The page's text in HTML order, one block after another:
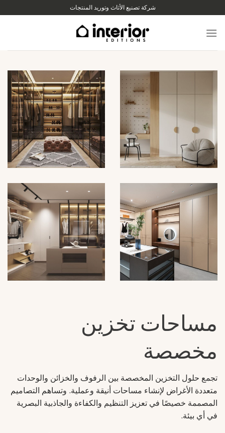
شركة تصنيع الأثاث وتوريد المنتجات
مساحات تخزين
مخصصة
تجمع حلول التخزين المخصصة بين الرفوف والخزائن والوحدات
متعددة الأغراض لإنشاء مساحات أنيقة وعملية. وتساهم التصاميم
المصممة خصيصًا في تعزيز التنظيم والكفاءة والجاذبية البصرية
في أي بيئة.